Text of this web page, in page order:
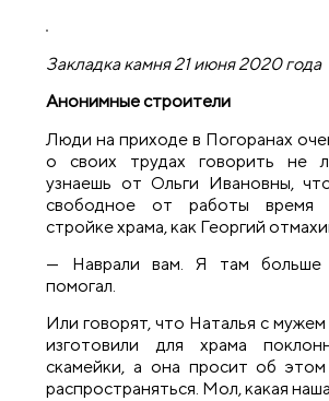
Закладка камня 21 июня 2020 года
Анонимные строители
Люди на приходе в Погоранах
о своих трудах говорить не
узнаешь от Ольги Ивановны,
свободное от работы время
стройке храма, как Георгий
— Наврали вам. Я там больше
помогал.
Или говорят, что Наталья с
изготовили для храма
скамейки, а она просит об
распространяться. Мол, какая